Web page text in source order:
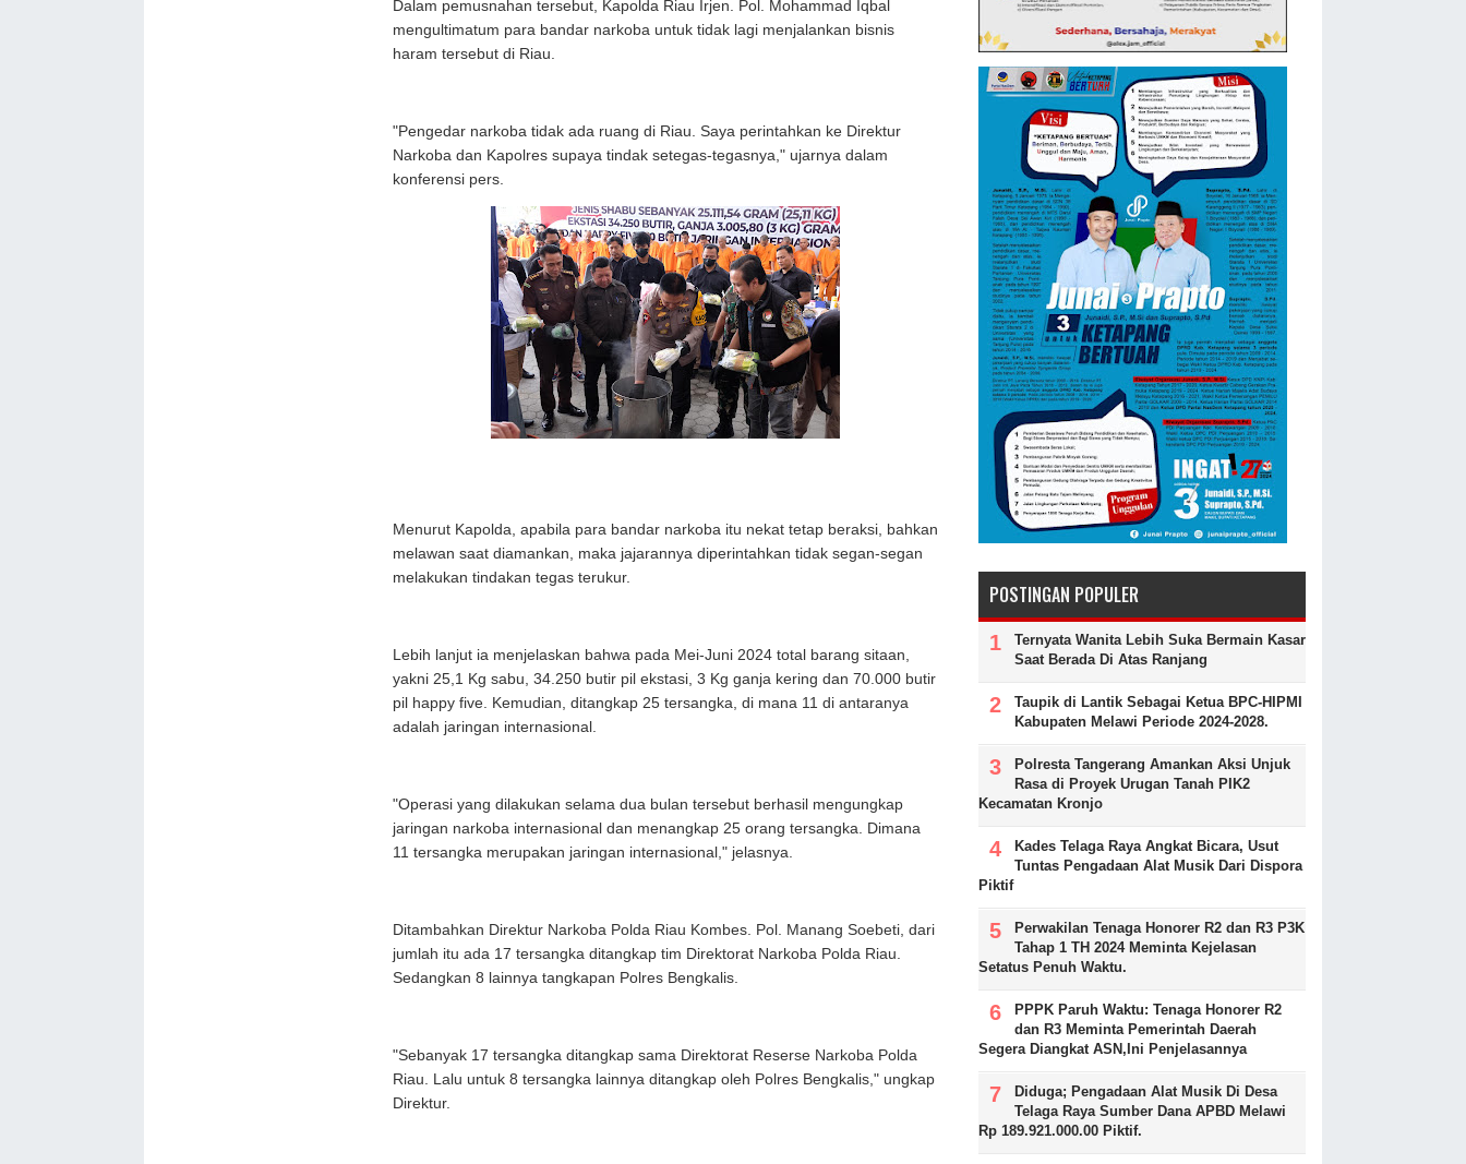
Dalam pemusnahan tersebut, Kapolda Riau Irjen. Pol. Mohammad Iqbal
mengultimatum para bandar narkoba untuk tidak lagi menjalankan bisnis
haram tersebut di Riau.
"Pengedar narkoba tidak ada ruang di Riau. Saya perintahkan ke Direktur
Narkoba dan Kapolres supaya tindak setegas-tegasnya," ujarnya dalam
konferensi pers.
Menurut Kapolda, apabila para bandar narkoba itu nekat tetap beraksi, bahkan
melawan saat diamankan, maka jajarannya diperintahkan tidak segan-segan
melakukan tindakan tegas terukur.
Lebih lanjut ia menjelaskan bahwa pada Mei-Juni 2024 total barang sitaan,
yakni 25,1 Kg sabu, 34.250 butir pil ekstasi, 3 Kg ganja kering dan 70.000 butir
pil happy five. Kemudian, ditangkap 25 tersangka, di mana 11 di antaranya
adalah jaringan internasional.
"Operasi yang dilakukan selama dua bulan tersebut berhasil mengungkap
jaringan narkoba internasional dan menangkap 25 orang tersangka. Dimana
11 tersangka merupakan jaringan internasional," jelasnya.
Ditambahkan Direktur Narkoba Polda Riau Kombes. Pol. Manang Soebeti, dari
jumlah itu ada 17 tersangka ditangkap tim Direktorat Narkoba Polda Riau.
Sedangkan 8 lainnya tangkapan Polres Bengkalis.
"Sebanyak 17 tersangka ditangkap sama Direktorat Reserse Narkoba Polda
Riau. Lalu untuk 8 tersangka lainnya ditangkap oleh Polres Bengkalis," ungkap
Direktur.
POSTINGAN POPULER
Ternyata Wanita Lebih Suka Bermain Kasar
Saat Berada Di Atas Ranjang
Taupik di Lantik Sebagai Ketua BPC-HIPMI
Kabupaten Melawi Periode 2024-2028.
Polresta Tangerang Amankan Aksi Unjuk
Rasa di Proyek Urugan Tanah PIK2
Kecamatan Kronjo
Kades Telaga Raya Angkat Bicara, Usut
Tuntas Pengadaan Alat Musik Dari Dispora
Piktif
Perwakilan Tenaga Honorer R2 dan R3 P3K
Tahap 1 TH 2024 Meminta Kejelasan
Setatus Penuh Waktu.
PPPK Paruh Waktu: Tenaga Honorer R2
dan R3 Meminta Pemerintah Daerah
Segera Diangkat ASN,Ini Penjelasannya
Diduga; Pengadaan Alat Musik Di Desa
Telaga Raya Sumber Dana APBD Melawi
Rp 189.921.000.00 Piktif.